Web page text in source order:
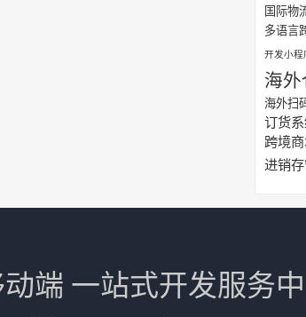
国际物
多语言
开发小程
海外
海外扫
订货
跨境
进销
端 一站式开发服务